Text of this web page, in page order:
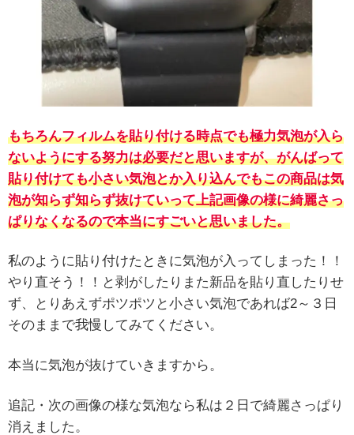
もちろんフィルムを貼り付ける時点でも極力気泡が入ら
ないようにする努力は必要だと思いますが、がんばって
貼り付けても小さい気泡とか入り込んでもこの商品は気
泡が知らず知らず抜けていって上記画像の様に綺麗さっ
ぱりなくなるので本当にすごいと思いました。
私のように貼り付けたときに気泡が入ってしまった！！
やり直そう！！と剥がしたりまた新品を貼り直したりせ
ず、とりあえずポツポツと小さい気泡であれば2～３日
そのままで我慢してみてください。
本当に気泡が抜けていきますから。
追記・次の画像の様な気泡なら私は２日で綺麗さっぱり
消えました。